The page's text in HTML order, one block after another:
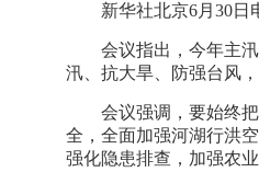
新华社北京6月30
会议指出，今年主
汛、抗大旱、防强台风
会议强调，要始终
全，全面加强河湖行洪
强化隐患排查，加强农业